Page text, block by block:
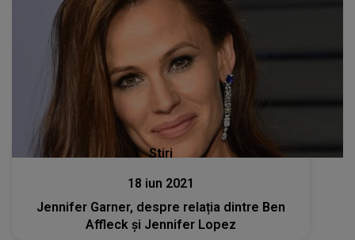
Stiri
18 iun 2021
Jennifer Garner, despre relația dintre Ben
Affleck și Jennifer Lopez